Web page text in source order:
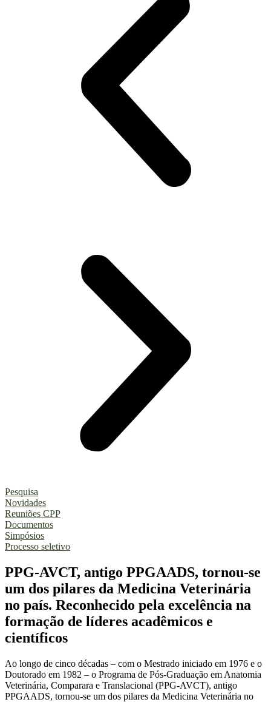
Pesquisa
Novidades
Reuniões CPP
Documentos
Simpósios
Processo seletivo
PPG-AVCT, antigo PPGAADS, tornou-se
um dos pilares da Medicina Veterinária
no país. Reconhecido pela excelência na
formação de líderes acadêmicos e
científicos
Ao longo de cinco décadas – com o Mestrado iniciado em 1976 e o
Doutorado em 1982 – o Programa de Pós-Graduação em Anatomia
Veterinária, Comparara e Translacional (PPG-AVCT), antigo
PPGAADS, tornou-se um dos pilares da Medicina Veterinária no